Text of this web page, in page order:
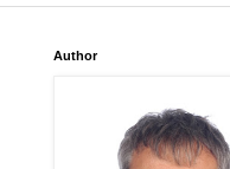
Author